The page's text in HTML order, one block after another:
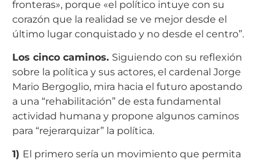
fronteras», porque «el político intuye con su
corazón que la realidad se ve mejor desde el
último lugar conquistado y no desde el centro”.
Los cinco caminos. Siguiendo con su reflexión
sobre la política y sus actores, el cardenal Jorge
Mario Bergoglio, mira hacia el futuro apostando
a una “rehabilitación” de esta fundamental
actividad humana y propone algunos caminos
para “rejerarquizar” la política.
1) El primero sería un movimiento que permita